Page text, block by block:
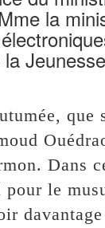
la
que
Dans
le